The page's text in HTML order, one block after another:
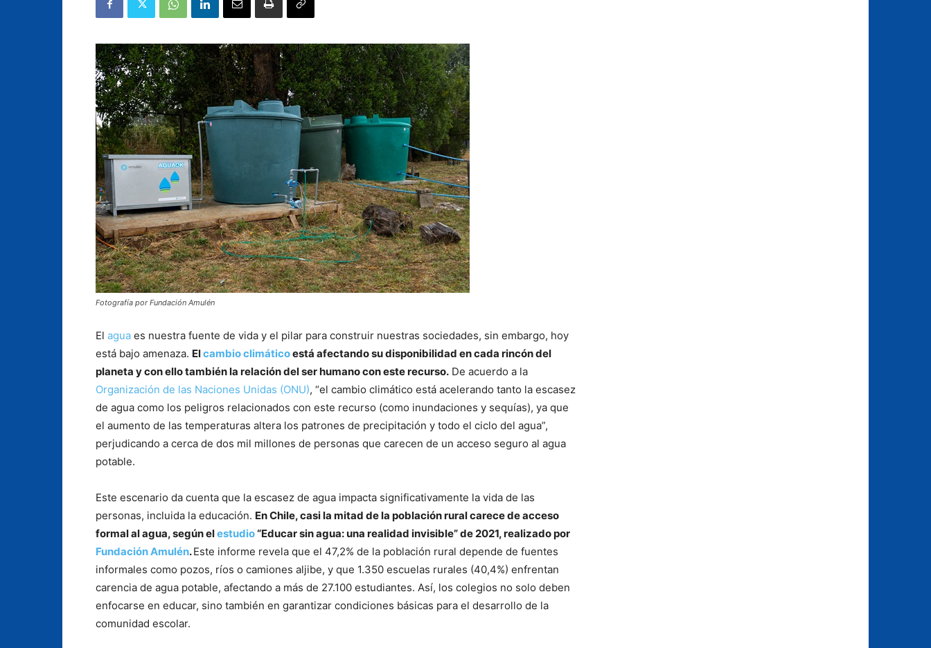
Fotografía por Fundación Amulén
El agua es nuestra fuente de vida y el pilar para construir nuestras sociedades, sin embargo, hoy
está bajo amenaza. Elcambio climáticoestá afectando su disponibilidad en cada rincón del
planeta y con ello también la relación del ser humano con este recurso. De acuerdo a la
Organización de las Naciones Unidas (ONU), “el cambio climático está acelerando tanto la escasez
de agua como los peligros relacionados con este recurso (como inundaciones y sequías), ya que
el aumento de las temperaturas altera los patrones de precipitación y todo el ciclo del agua”,
perjudicando a cerca de dos mil millones de personas que carecen de un acceso seguro al agua
potable.
Este escenario da cuenta que la escasez de agua impacta significativamente la vida de las
personas, incluida la educación. En Chile, casi la mitad de la población rural carece de acceso
formal al agua, según elestudio“Educar sin agua: una realidad invisible” de 2021, realizado por
Fundación Amulén.Este informe revela que el 47,2% de la población rural depende de fuentes
informales como pozos, ríos o camiones aljibe, y que 1.350 escuelas rurales (40,4%) enfrentan
carencia de agua potable, afectando a más de 27.100 estudiantes. Así, los colegios no solo deben
enfocarse en educar, sino también en garantizar condiciones básicas para el desarrollo de la
comunidad escolar.